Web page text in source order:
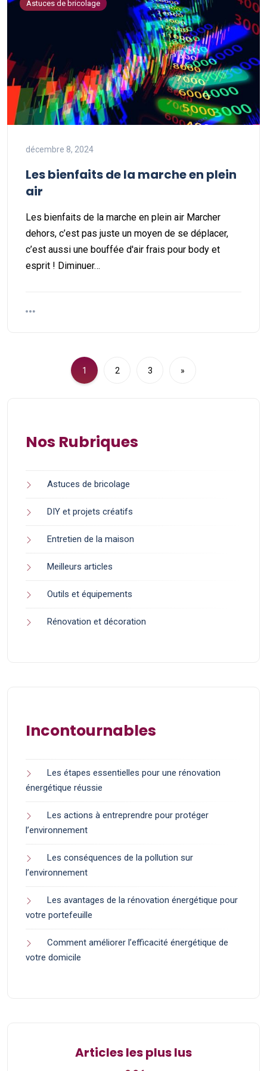
Astuces de bricolage
décembre 8, 2024
Les bienfaits de la marche en plein
air
Les bienfaits de la marche en plein air Marcher
dehors, c’est pas juste un moyen de se déplacer,
c’est aussi une bouffée d'air frais pour body et
esprit ! Diminuer…
1 2 3 »
Nos Rubriques
Astuces de bricolage
DIY et projets créatifs
Entretien de la maison
Meilleurs articles
Outils et équipements
Rénovation et décoration
Incontournables
Les étapes essentielles pour une rénovation
énergétique réussie
Les actions à entreprendre pour protéger
l’environnement
Les conséquences de la pollution sur
l’environnement
Les avantages de la rénovation énergétique pour
votre portefeuille
Comment améliorer l’efficacité énergétique de
votre domicile
Articles les plus lus